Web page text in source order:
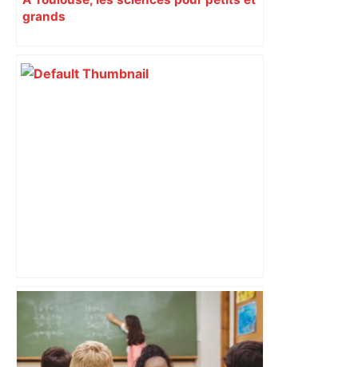
grands
Les arbitres de la finale 2024 et 2025
seront au sifflet des demi-finales –
Rugbyrama